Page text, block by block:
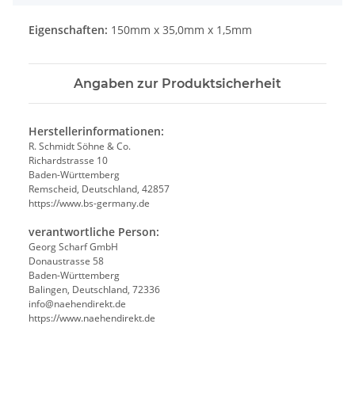
Eigenschaften: 150mm x 35,0mm x 1,5mm
Angaben zur Produktsicherheit
Herstellerinformationen:
R. Schmidt Söhne & Co.
Richardstrasse 10
Baden-Württemberg
Remscheid, Deutschland, 42857
https://www.bs-germany.de
verantwortliche Person:
Georg Scharf GmbH
Donaustrasse 58
Baden-Württemberg
Balingen, Deutschland, 72336
info@naehendirekt.de
https://www.naehendirekt.de